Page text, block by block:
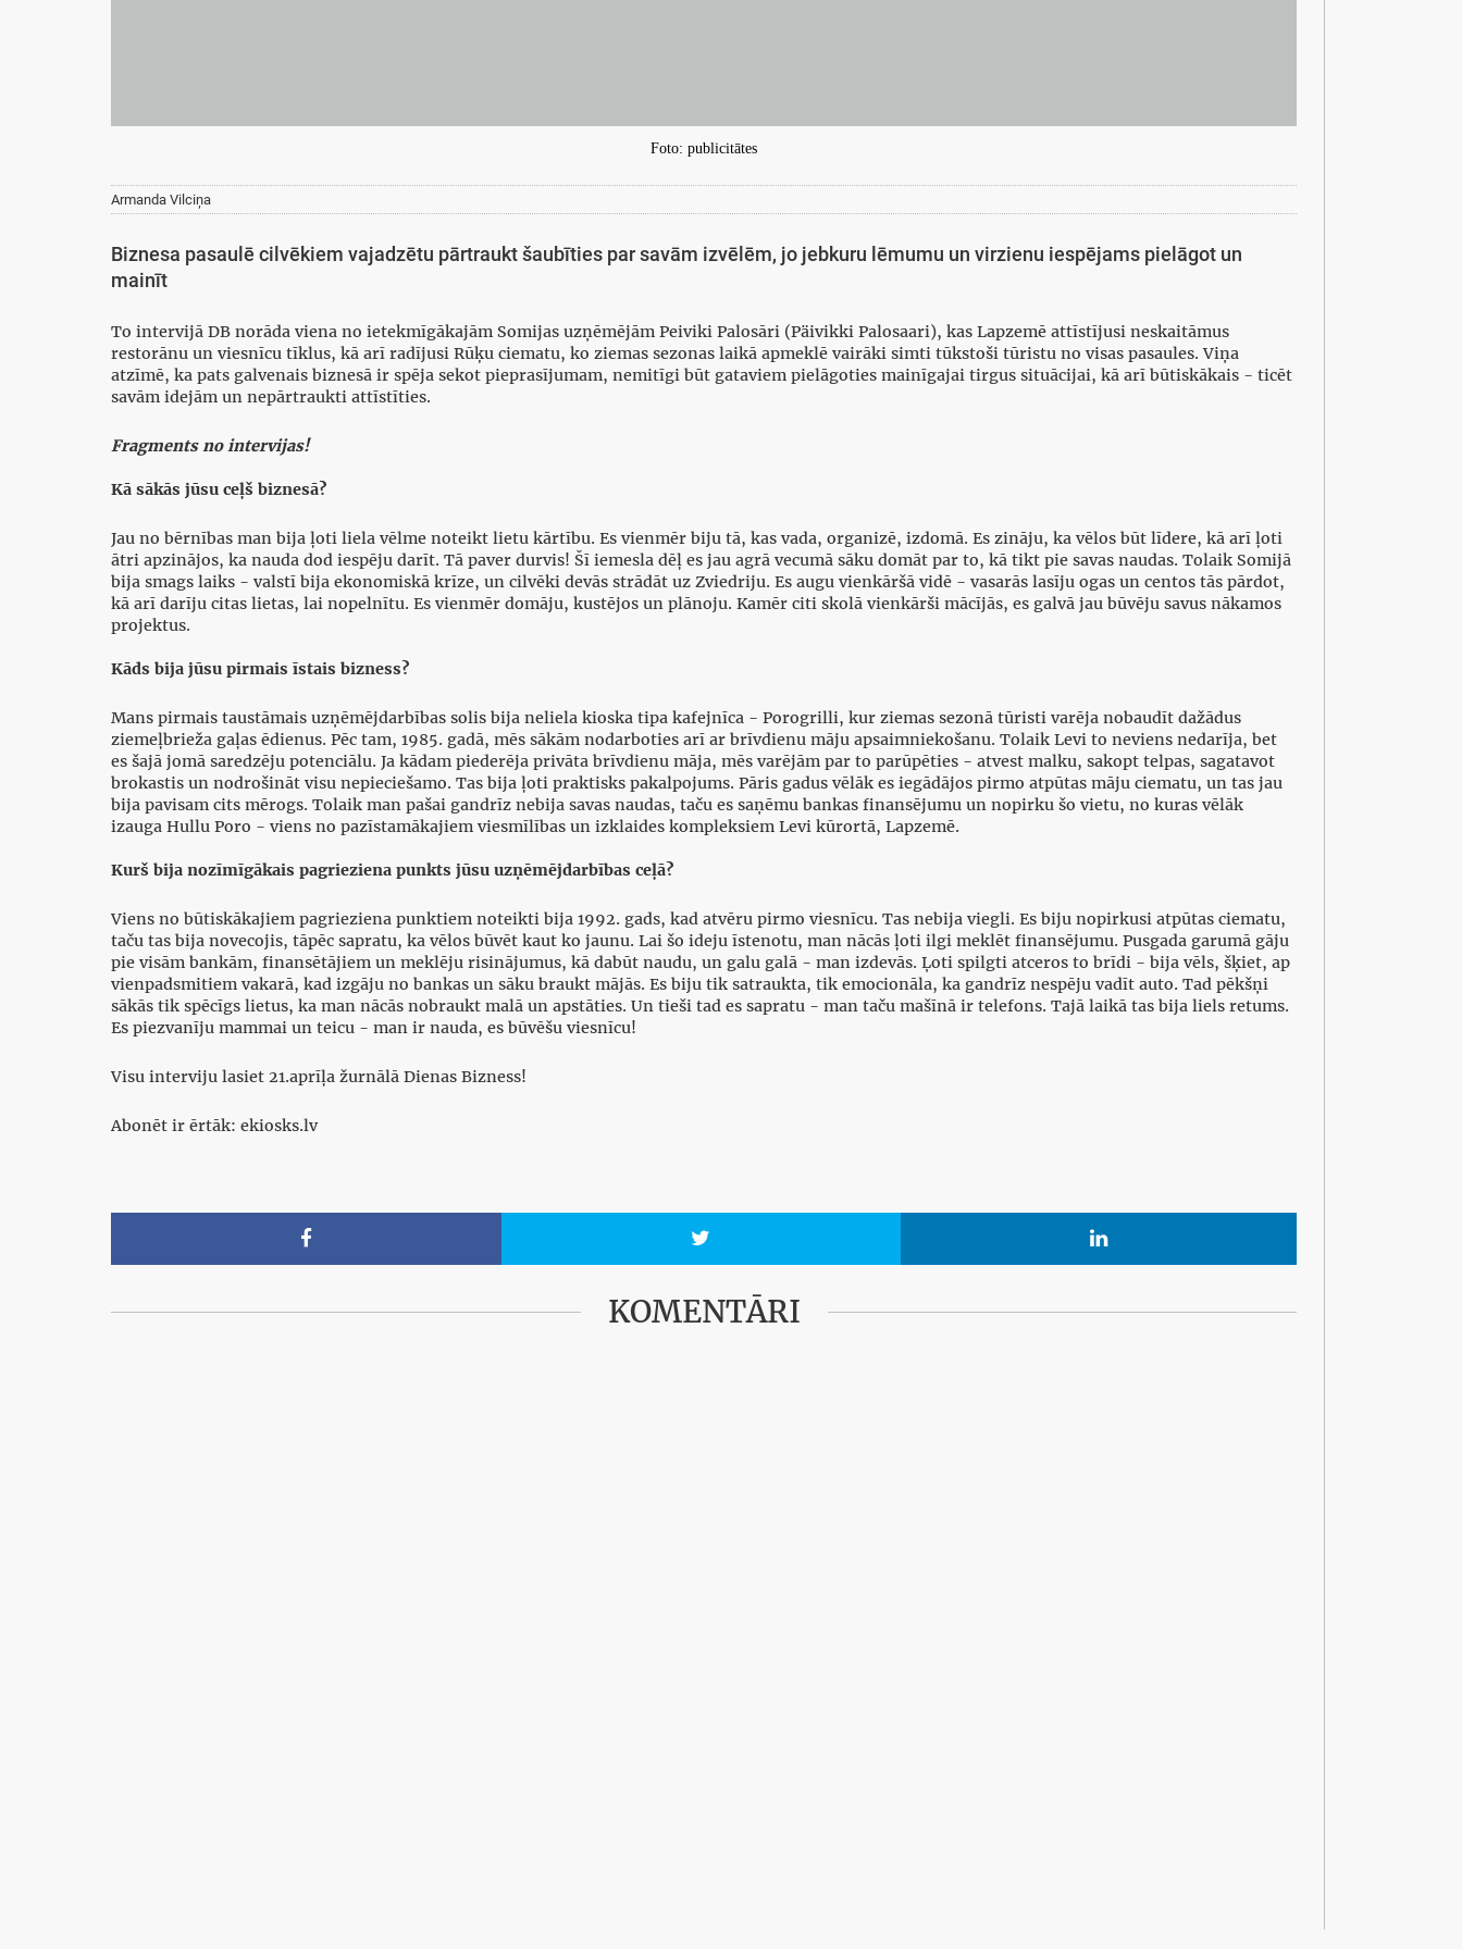
Foto: publicitātes
Armanda Vilciņa
Biznesa pasaulē cilvēkiem vajadzētu pārtraukt šaubīties par savām izvēlēm, jo jebkuru lēmumu un virzienu iespējams pielāgot un
mainīt
To intervijā DB norāda viena no ietekmīgākajām Somijas uzņēmējām Peiviki Palosāri (Päivikki Palosaari), kas Lapzemē attīstījusi neskaitāmus
restorānu un viesnīcu tīklus, kā arī radījusi Rūķu ciematu, ko ziemas sezonas laikā apmeklē vairāki simti tūkstoši tūristu no visas pasaules. Viņa
atzīmē, ka pats galvenais biznesā ir spēja sekot pieprasījumam, nemitīgi būt gataviem pielāgoties mainīgajai tirgus situācijai, kā arī būtiskākais - ticēt
savām idejām un nepārtraukti attīstīties.
Fragments no intervijas!
Kā sākās jūsu ceļš biznesā?
Jau no bērnības man bija ļoti liela vēlme noteikt lietu kārtību. Es vienmēr biju tā, kas vada, organizē, izdomā. Es zināju, ka vēlos būt līdere, kā arī ļoti
ātri apzinājos, ka nauda dod iespēju darīt. Tā paver durvis! Šī iemesla dēļ es jau agrā vecumā sāku domāt par to, kā tikt pie savas naudas. Tolaik Somijā
bija smags laiks - valstī bija ekonomiskā krīze, un cilvēki devās strādāt uz Zviedriju. Es augu vienkāršā vidē - vasarās lasīju ogas un centos tās pārdot,
kā arī darīju citas lietas, lai nopelnītu. Es vienmēr domāju, kustējos un plānoju. Kamēr citi skolā vienkārši mācījās, es galvā jau būvēju savus nākamos
projektus.
Kāds bija jūsu pirmais īstais bizness?
Mans pirmais taustāmais uzņēmējdarbības solis bija neliela kioska tipa kafejnīca - Porogrilli, kur ziemas sezonā tūristi varēja nobaudīt dažādus
ziemeļbrieža gaļas ēdienus. Pēc tam, 1985. gadā, mēs sākām nodarboties arī ar brīvdienu māju apsaimniekošanu. Tolaik Levi to neviens nedarīja, bet
es šajā jomā saredzēju potenciālu. Ja kādam piederēja privāta brīvdienu māja, mēs varējām par to parūpēties - atvest malku, sakopt telpas, sagatavot
brokastis un nodrošināt visu nepieciešamo. Tas bija ļoti praktisks pakalpojums. Pāris gadus vēlāk es iegādājos pirmo atpūtas māju ciematu, un tas jau
bija pavisam cits mērogs. Tolaik man pašai gandrīz nebija savas naudas, taču es saņēmu bankas finansējumu un nopirku šo vietu, no kuras vēlāk
izauga Hullu Poro - viens no pazīstamākajiem viesmīlības un izklaides kompleksiem Levi kūrortā, Lapzemē.
Kurš bija nozīmīgākais pagrieziena punkts jūsu uzņēmējdarbības ceļā?
Viens no būtiskākajiem pagrieziena punktiem noteikti bija 1992. gads, kad atvēru pirmo viesnīcu. Tas nebija viegli. Es biju nopirkusi atpūtas ciematu,
taču tas bija novecojis, tāpēc sapratu, ka vēlos būvēt kaut ko jaunu. Lai šo ideju īstenotu, man nācās ļoti ilgi meklēt finansējumu. Pusgada garumā gāju
pie visām bankām, finansētājiem un meklēju risinājumus, kā dabūt naudu, un galu galā - man izdevās. Ļoti spilgti atceros to brīdi - bija vēls, šķiet, ap
vienpadsmitiem vakarā, kad izgāju no bankas un sāku braukt mājās. Es biju tik satraukta, tik emocionāla, ka gandrīz nespēju vadīt auto. Tad pēkšņi
sākās tik spēcīgs lietus, ka man nācās nobraukt malā un apstāties. Un tieši tad es sapratu - man taču mašīnā ir telefons. Tajā laikā tas bija liels retums.
Es piezvanīju mammai un teicu - man ir nauda, es būvēšu viesnīcu!
Visu interviju lasiet 21.aprīļa žurnālā Dienas Bizness!
Abonēt ir ērtāk: ekiosks.lv
  
KOMENTĀRI